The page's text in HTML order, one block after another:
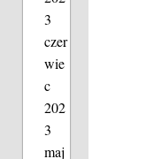
3
czer
wie
c
202
3
maj